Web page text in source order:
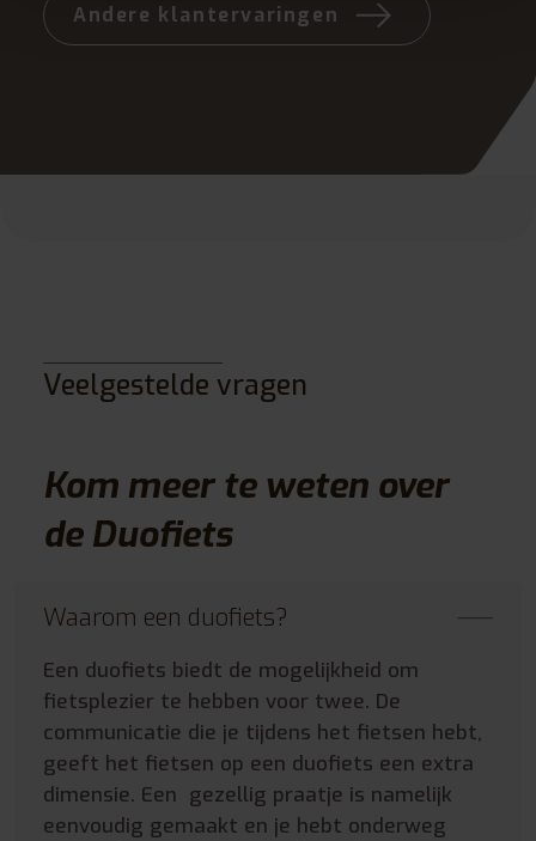
Andere klantervaringen
Veelgestelde vragen
Kom meer te weten over
de Duofiets
Waarom een duofiets?
Een duofiets biedt de mogelijkheid om
fietsplezier te hebben voor twee. De
communicatie die je tijdens het fietsen hebt,
geeft het fietsen op een duofiets een extra
dimensie. Een gezellig praatje is namelijk
eenvoudig gemaakt en je hebt onderweg